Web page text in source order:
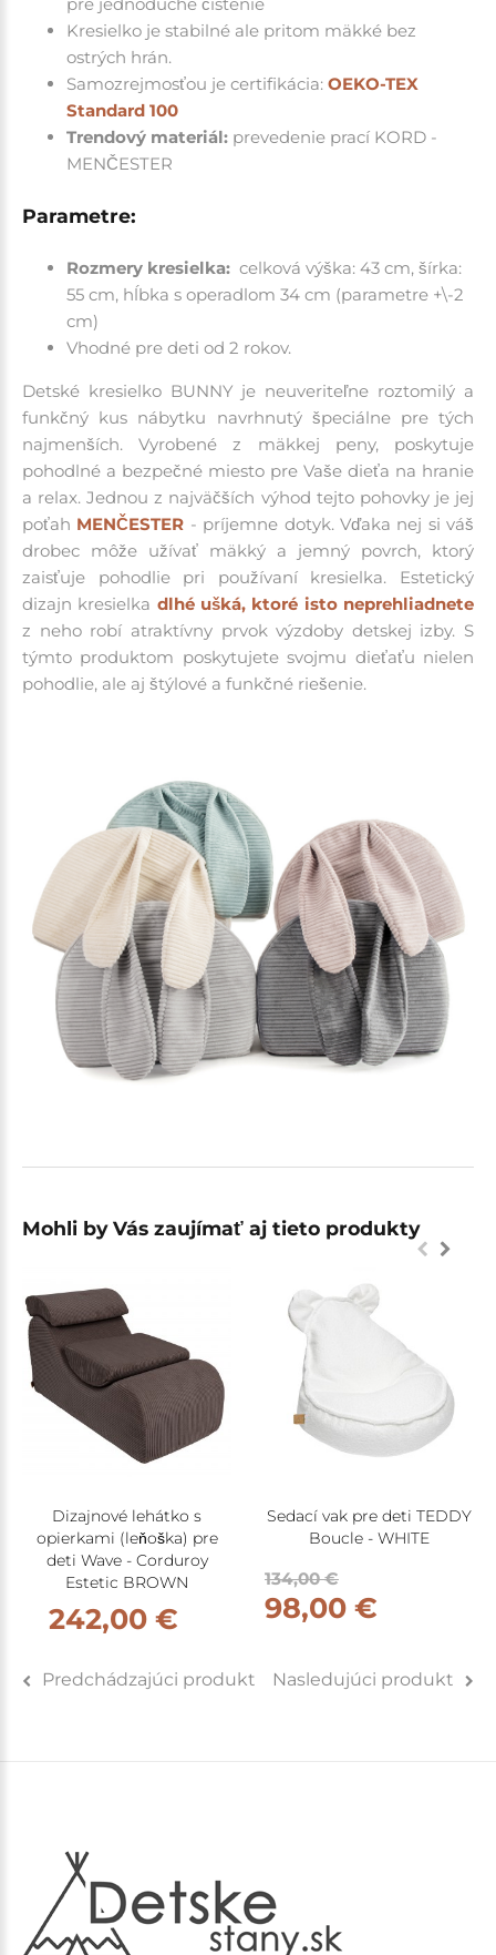
Kresielko je stabilné ale pritom mäkké bez
ostrých hrán.
Samozrejmosťou je certifikácia: OEKO-TEX
Standard 100
Trendový materiál: prevedenie prací KORD -
MENČESTER
Parametre:
Rozmery kresielka: celková výška: 43 cm, šírka:
55 cm, hĺbka s operadlom 34 cm (parametre +\-2
cm)
Vhodné pre deti od 2 rokov.
Detské kresielko BUNNY je neuveriteľne roztomilý a
funkčný kus nábytku navrhnutý špeciálne pre tých
najmenších.Vyrobené z mäkkej peny, poskytuje
pohodlné a bezpečné miesto pre Vaše dieťa na hranie
a relax. Jednou z najväčších výhod tejto pohovky je jej
poťah MENČESTER - príjemne dotyk. Vďaka nej si váš
drobec môže užívať mäkký a jemný povrch, ktorý
zaisťuje pohodlie pri používaní kresielka. Estetický
dizajn kresielka dlhé ušká, ktoré isto neprehliadnete
z neho robí atraktívny prvok výzdoby detskej izby. S
týmto produktom poskytujete svojmu dieťaťu nielen
pohodlie, ale aj štýlové a funkčné riešenie.
Mohli by Vás zaujímať aj tieto produkty
Dizajnové lehátko s
opierkami (leňoška) pre
deti Wave - Corduroy
Estetic BROWN
242,00 €
Sedací vak pre deti TEDDY
Boucle - WHITE
134,00 €
98,00 €
Predchádzajúci produkt Nasledujúci produkt